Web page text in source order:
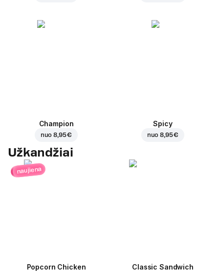
Champion
nuo8,95 €
Spicy
nuo8,95 €
Užkandžiai
naujiena
Popcorn Chicken Classic Sandwich